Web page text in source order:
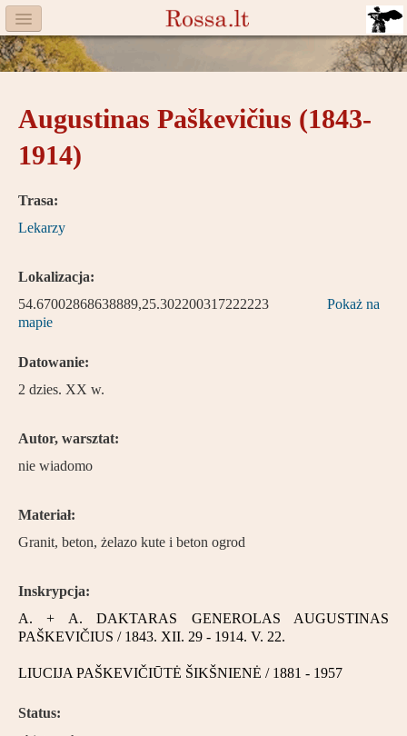
Menu
Facebook
Komitet
Aktualności
Moneta
Cegiełki
Rossa
Darczyńcy
Kontakt
Augustinas Paškevičius (1843-
1914)
Trasa:
Lekarzy
Lokalizacja:
54.67002868638889,25.302200317222223
Pokaż na
mapie
Datowanie:
2 dzies. XX w.
Autor, warsztat:
nie wiadomo
Materiał:
Granit, beton, żelazo kute i beton ogrod
Inskrypcja:
A. + A. DAKTARAS GENEROLAS AUGUSTINAS
PAŠKEVIČIUS / 1843. XII. 29 - 1914. V. 22.
LIUCIJA PAŠKEVIČIŪTĖ ŠIKŠNIENĖ / 1881 - 1957
Status: